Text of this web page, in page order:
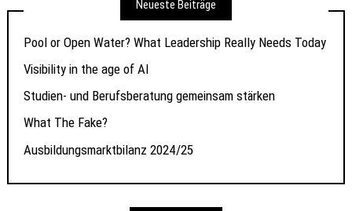
Neueste Beiträge
Pool or Open Water? What Leadership Really Needs Today
Visibility in the age of AI
Studien- und Berufsberatung gemeinsam stärken
What The Fake?
Ausbildungsmarktbilanz 2024/25